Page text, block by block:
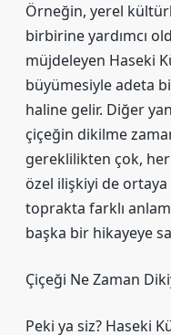
Örneğin, yerel
birbirine yardımcı
müjdeleyen Haseki
büyümesiyle adeta
haline gelir. Diğer
çiçeğin dikilme
gereklilikten çok,
özel ilişkiyi de
toprakta farklı
başka bir hikayeye
Çiçeği Ne Zaman
Peki ya siz? Haseki